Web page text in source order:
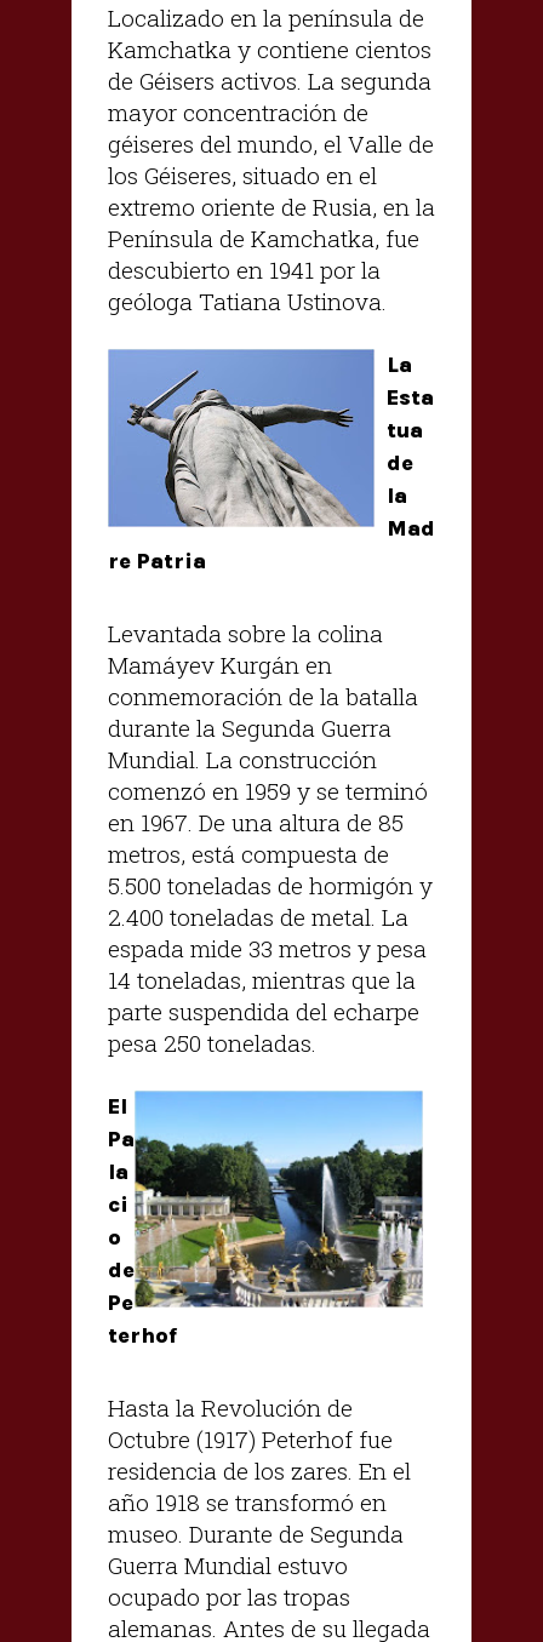
Localizado en la península de
Kamchatka y contiene cientos
de Géisers activos. La segunda
mayor concentración de
géiseres del mundo, el Valle de
los Géiseres, situado en el
extremo oriente de Rusia, en la
Península de Kamchatka, fue
descubierto en 1941 por la
geóloga Tatiana Ustinova.
La
Esta
tua
de
la
Mad
re Patria
Levantada sobre la colina
Mamáyev Kurgán en
conmemoración de la batalla
durante la Segunda Guerra
Mundial. La construcción
comenzó en 1959 y se terminó
en 1967. De una altura de 85
metros, está compuesta de
5.500 toneladas de hormigón y
2.400 toneladas de metal. La
espada mide 33 metros y pesa
14 toneladas, mientras que la
parte suspendida del echarpe
pesa 250 toneladas.
El
Pa
la
ci
o
de
Pe
terhof
Hasta la Revolución de
Octubre (1917) Peterhof fue
residencia de los zares. En el
año 1918 se transformó en
museo. Durante de Segunda
Guerra Mundial estuvo
ocupado por las tropas
alemanas. Antes de su llegada